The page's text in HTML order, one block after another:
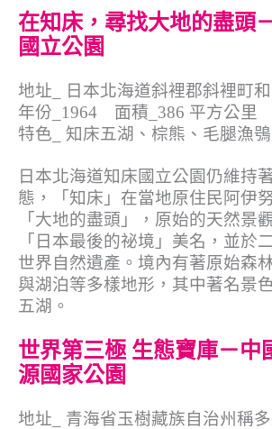
在知床，尋找大地的盡頭
國立公園
地址_ 日本北海道斜裡郡斜裡町
年份_1964 面積_386 平方公里
特色_ 知床五湖、棕熊、毛腿漁
日本北海道知床國立公園仍維持
態，「知床」在當地原住民阿伊
「大地的盡頭」，原始的天然景
「日本最後的祕境」美名，並於
世界自然遺產。境內有著原始森
與湖泊等多樣地形，其中著名景
五湖。
世界第三極 生態寶庫－中
源國家公園
地址_ 青海省玉樹藏族自治州稱